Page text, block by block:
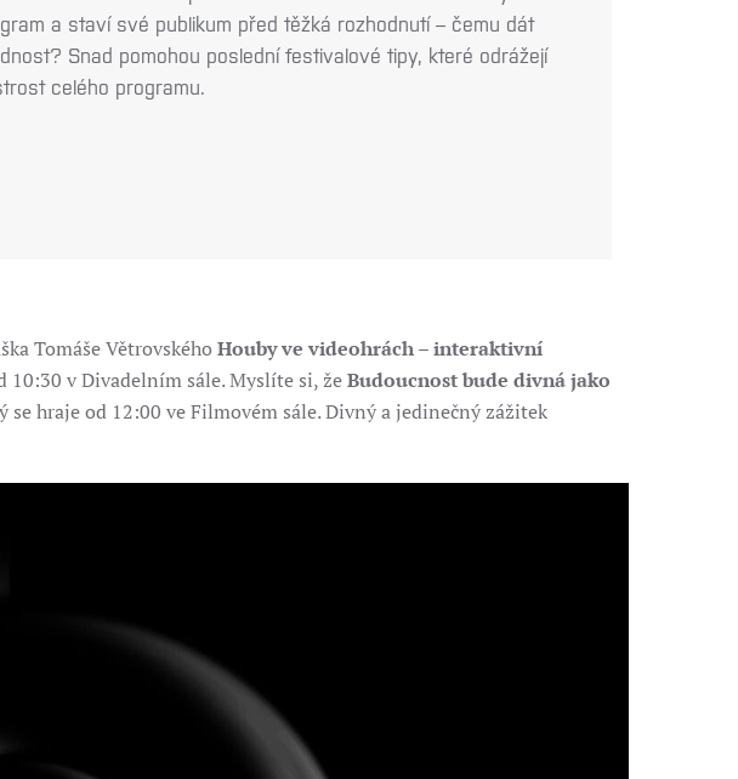
a staví své publikum před těžká rozhodnutí – čemu dát
Snad pomohou poslední festivalové tipy, které odrážejí
celého programu.
Tomáše Větrovského Houby ve videohrách – interaktivní
10:30 v Divadelním sále. Myslíte si, žeBudoucnost bude divná jako
hraje od 12:00 ve Filmovém sále. Divný a jedinečný zážitek